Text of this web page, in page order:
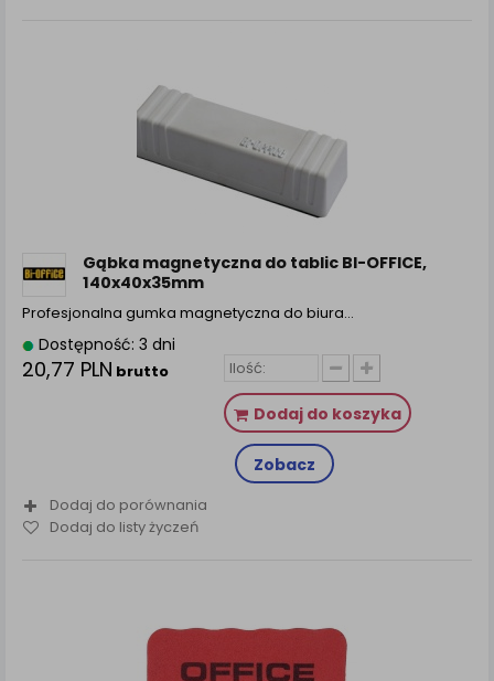
Gąbka magnetyczna do tablic BI-OFFICE,
140x40x35mm
Profesjonalna gumka magnetyczna do biura…
Dostępność: 3 dni
20,77 PLN brutto
Dodaj do koszyka
Zobacz
Dodaj do porównania
Dodaj do listy życzeń